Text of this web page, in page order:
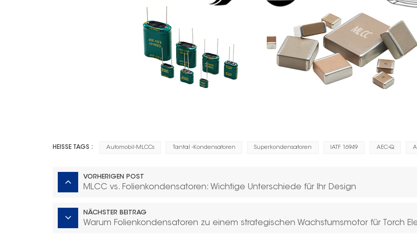
HEISSE TAGS : Automobil-MLCCs Tantal -Kondensatoren Superkondensatoren IATF 16949 AEC-Q
VORHERIGEN POST
MLCC vs. Folienkondensatoren: Wichtige Unterschiede für Ihr Design
NÄCHSTER BEITRAG
Warum Folienkondensatoren zu einem strategischen Wachstumsmotor für Torch